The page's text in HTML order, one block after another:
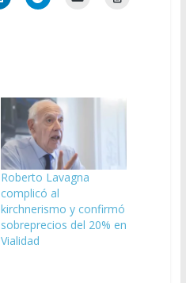
Roberto Lavagna
complicó al
kirchnerismo y confirmó
sobreprecios del 20% en
Vialidad